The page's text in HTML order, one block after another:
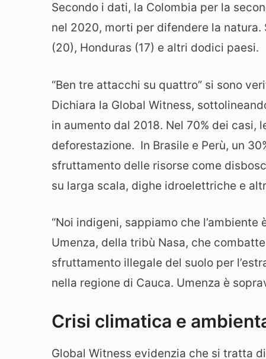
Secondo i dati, la Colombia per la
nel 2020, morti per difendere la
(20), Honduras (17) e altri dodici paesi.
“Ben tre attacchi su quattro” si sono
Dichiara la Global Witness,
in aumento dal 2018. Nel 70% dei
deforestazione. In Brasile e Perù, un
sfruttamento delle risorse come
su larga scala, dighe idroelettriche e
“Noi indigeni, sappiamo che
Umenza, della tribù Nasa, che
sfruttamento illegale del suolo per
nella regione di Cauca. Umenza è
Crisi climatica e
Global Witness evidenzia che si tratta